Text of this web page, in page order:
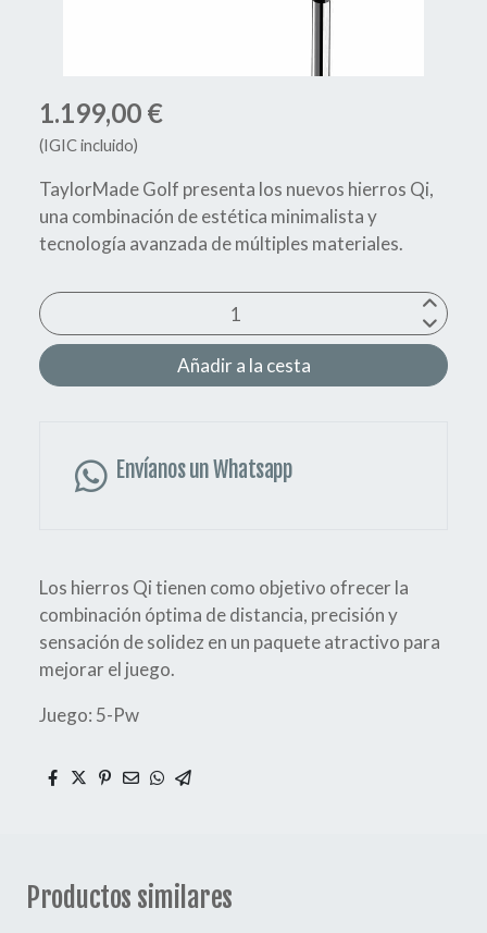
1.199,00 €
(IGIC incluido)
TaylorMade Golf presenta los nuevos hierros Qi,
una combinación de estética minimalista y
tecnología avanzada de múltiples materiales.
Añadir a la cesta
Envíanos un Whatsapp
Los hierros Qi tienen como objetivo ofrecer la
combinación óptima de distancia, precisión y
sensación de solidez en un paquete atractivo para
mejorar el juego.
Juego: 5-Pw
Productos similares